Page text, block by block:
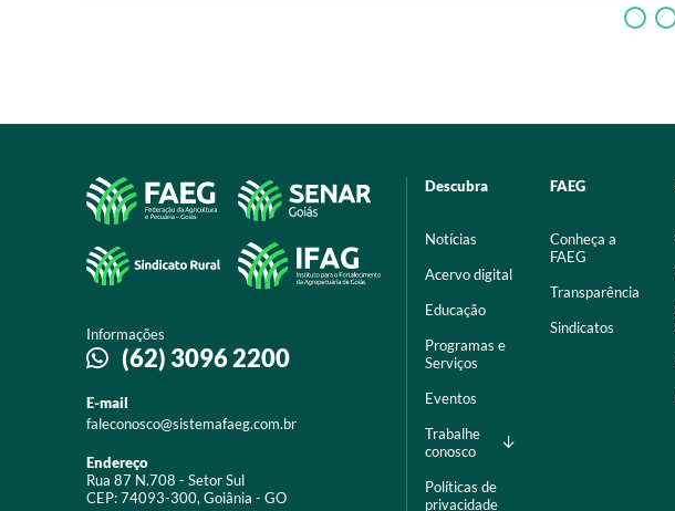
Informações
(62) 3096 2200
E-mail
faleconosco@sistemafaeg.com.br
Endereço
Rua 87 N.708 - Setor Sul
CEP: 74093-300, Goiânia - GO
Descubra
Notícias
Acervo digital
Educação
Programas e
Serviços
Eventos
Trabalhe
conosco
Políticas de
privacidade
FAEG
Conheça a
FAEG
Transparência
Sindicatos